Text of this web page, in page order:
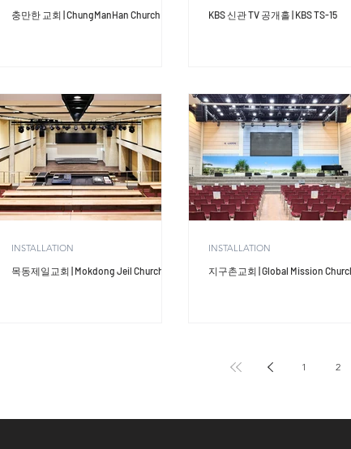
충만한 교회 | ChungManHan Church
KBS 신관 TV 공개홀 | KBS TS-15
목동제일교회 | Mokdong Jeil Church
INSTALLATION
지구촌교회 | Global Mission
INSTALLATION
1 2